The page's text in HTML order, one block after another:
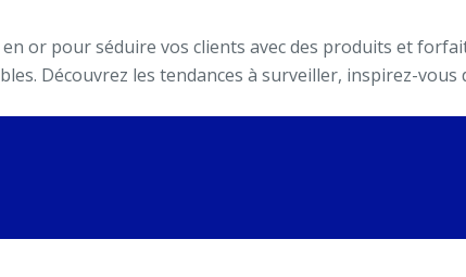
en or pour séduire vos clients avec des produits et
Découvrez les tendances à surveiller, inspirez-